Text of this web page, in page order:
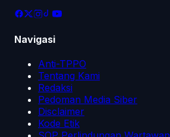
Navigasi
Anti-TPPO
Tentang Kami
Redaksi
Pedoman Media Siber
Disclaimer
Kode Etik